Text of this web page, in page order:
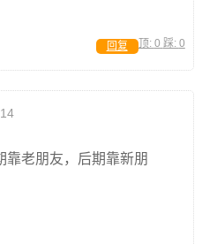
顶: 0 踩: 0
回复
靠老朋友，后期靠新朋